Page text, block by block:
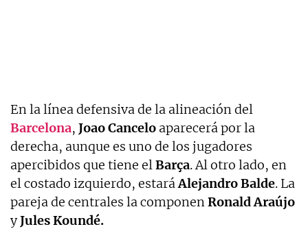
En la línea defensiva de la alineación del
Barcelona, Joao Cancelo aparecerá por la
derecha, aunque es uno de los jugadores
apercibidos que tiene elBarça. Al otro lado, en
el costado izquierdo, estaráAlejandro Balde. La
pareja de centrales la componenRonald Araújo
yJules Koundé.